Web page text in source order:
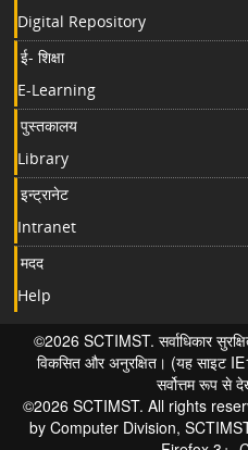
Digital Repository
ई- शिक्षा
E-Learning
पुस्तकालय
Library
इन्ट्रानेट
Intranet
मदद
Help
©2026 SCTIMST. सर्वाधिकार
विकसित और अनुरक्षित। (यह साइट
सर्वोत्तम रूप से
©2026 SCTIMST. All rights
by Computer Division,